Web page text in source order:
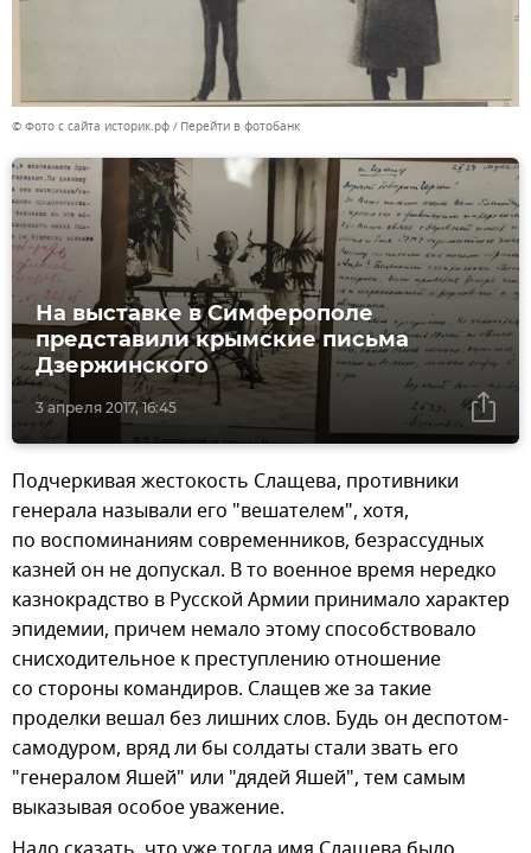
© Фото с сайта историк.рф Перейти в фотобанк
3 апреля 2017, 16:45
На выставке в Симферополе
представили крымские письма
Дзержинского
Подчеркивая жестокость Слащева, противники
генерала называли его "вешателем", хотя,
по воспоминаниям современников, безрассудных
казней он не допускал. В то военное время нередко
казнокрадство в Русской Армии принимало характер
эпидемии, причем немало этому способствовало
снисходительное к преступлению отношение
со стороны командиров. Слащев же за такие
проделки вешал без лишних слов. Будь он деспотом-
самодуром, вряд ли бы солдаты стали звать его
"генералом Яшей" или "дядей Яшей", тем самым
выказывая особое уважение.